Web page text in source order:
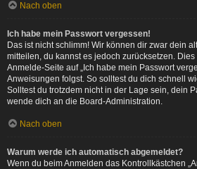
Nach oben
Ich habe mein Passwort vergessen!
Das ist nicht schlimm! Wir können dir zwar dein
mitteilen, du kannst es jedoch zurücksetzen.
Anmelde-Seite auf „Ich habe mein Passwort
Anweisungen folgst. So solltest du dich schnell
Solltest du trotzdem nicht in der Lage sein, dein
wende dich an die Board-Administration.
Nach oben
Warum werde ich automatisch abgemeldet?
Wenn du beim Anmelden das Kontrollkästchen